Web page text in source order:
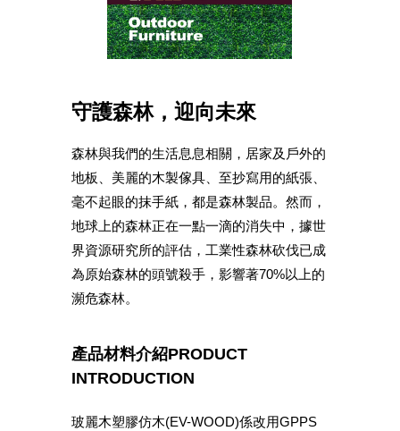
守護森林，迎向未來
森林與我們的生活息息相關，居家及戶外的
地板、美麗的木製傢具、至抄寫用的紙張、
毫不起眼的抹手紙，都是森林製品。然而，
地球上的森林正在一點一滴的消失中，據世
界資源研究所的評估，工業性森林砍伐已成
為原始森林的頭號殺手，影響著70%以上的
瀕危森林。
產品材料介紹PRODUCT
INTRODUCTION
玻麗木塑膠仿木(EV-WOOD)係改用GPPS